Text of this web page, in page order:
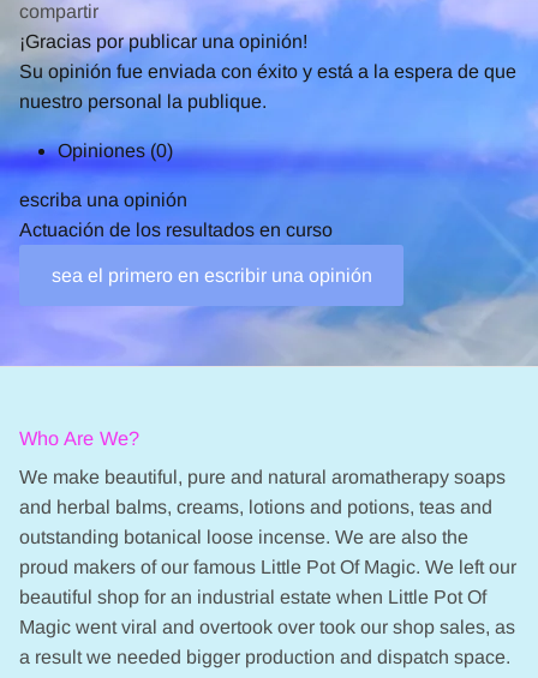
compartir
¡Gracias por publicar una opinión!
Su opinión fue enviada con éxito y está a la espera de que
nuestro personal la publique.
Opiniones (0)
escriba una opinión
Actuación de los resultados en curso
sea el primero en escribir una opinión
Who Are We?
We make beautiful, pure and natural aromatherapy soaps
and herbal balms, creams, lotions and potions, teas and
outstanding botanical loose incense. We are also the
proud makers of our famous Little Pot Of Magic. We left our
beautiful shop for an industrial estate when Little Pot Of
Magic went viral and overtook over took our shop sales, as
a result we needed bigger production and dispatch space.